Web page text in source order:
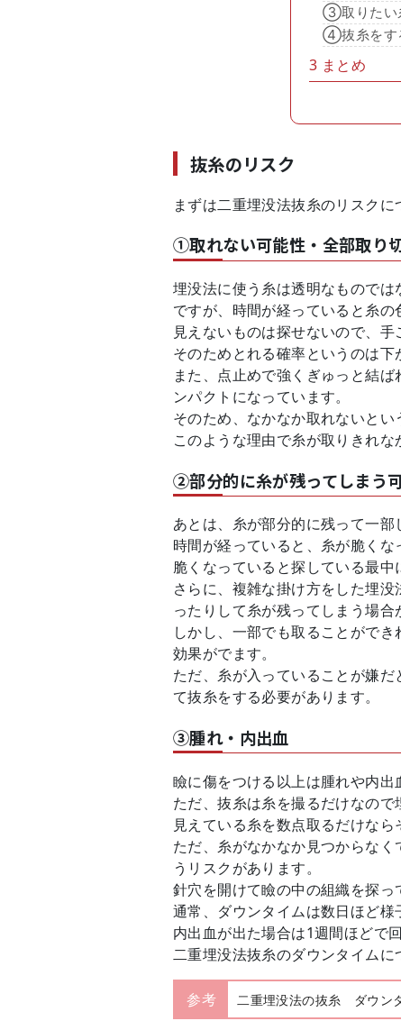
③取りたい
④抜糸をす
3 まとめ
抜糸のリスク
まずは二重埋没法抜糸のリスクに
①取れない可能性・全部取り
埋没法に使う糸は透明なものでは
ですが、時間が経っていると糸の
見えないものは探せないので、手
そのためとれる確率というのは下
また、点止めで強くぎゅっと結
ンパクトになっています。
そのため、なかなか取れないとい
このような理由で糸が取りきれな
②部分的に糸が残ってしまう
あとは、糸が部分的に残って一部
時間が経っていると、糸が脆くな
脆くなっていると探している最
さらに、複雑な掛け方をした埋
ったりして糸が残ってしまう場合
しかし、一部でも取ることがで
効果がでます。
ただ、糸が入っていることが嫌
て抜糸をする必要があります。
③腫れ・内出血
瞼に傷をつける以上は腫れや内出
ただ、抜糸は糸を撮るだけなので
見えている糸を数点取るだけなら
ただ、糸がなかなか見つからな
うリスクがあります。
針穴を開けて瞼の中の組織を探っ
通常、ダウンタイムは数日ほど様
内出血が出た場合は1週間ほどで
二重埋没法抜糸のダウンタイムに
参考 二重埋没法の抜糸 ダウン